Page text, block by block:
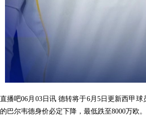
直播吧06月03日讯 德转将于6月5日更新西甲
的巴尔韦德身价必定下降，最低跌至8000万欧。